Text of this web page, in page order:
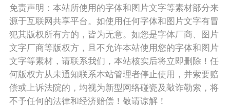
免责声明：本站所使用的字体和图片文字等素材部分来
源于互联网共享平台。如使用任何字体和图片文字有冒
犯其版权所有方的，皆为无意。如您是字体厂商、图片
文字厂商等版权方，且不允许本站使用您的字体和图片
文字等素材，请联系我们，本站核实后将立即删除！任
何版权方从未通知联系本站管理者停止使用，并索要赔
偿或上诉法院的，均视为新型网络碰瓷及敲诈勒索，将
不予任何的法律和经济赔偿！敬请谅解！